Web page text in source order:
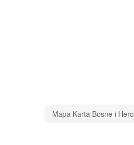
Mapa Karta Bosne i